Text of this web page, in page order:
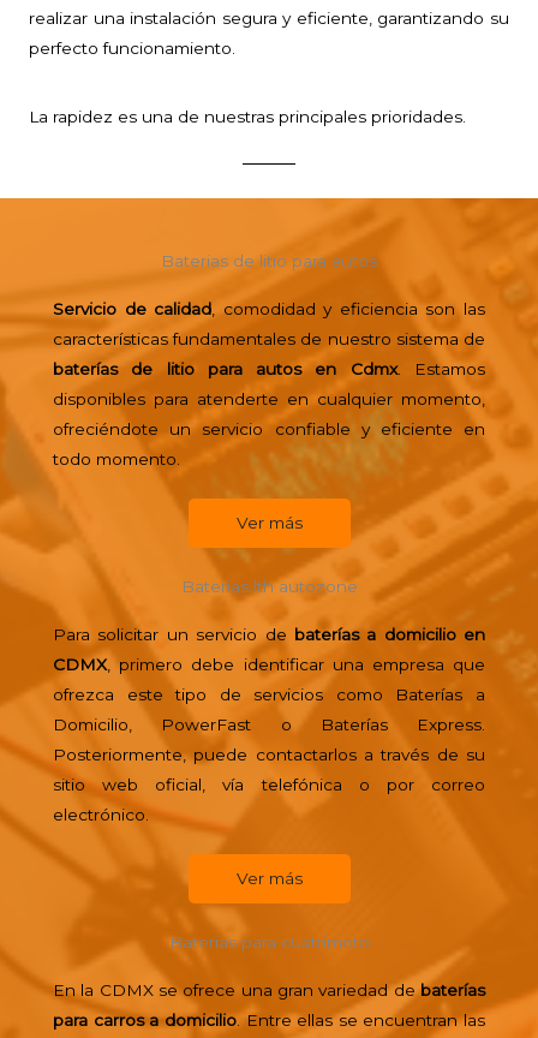
realizar una instalación segura y eficiente, garantizando su
perfecto funcionamiento.
La rapidez es una de nuestras principales prioridades.
Baterias de litio para autos
Servicio de calidad , comodidad y eficiencia son las
características fundamentales de nuestro sistema de
baterías de litio para autos en Cdmx. Estamos
disponibles para atenderte en cualquier momento,
ofreciéndote un servicio confiable y eficiente en
todo momento.
Ver más
Baterias lth autozone
Para solicitar un servicio de baterías a domicilio en
CDMX , primero debe identificar una empresa que
ofrezca este tipo de servicios como Baterías a
Domicilio, PowerFast o Baterías Express.
Posteriormente, puede contactarlos a través de su
sitio web oficial, vía telefónica o por correo
electrónico.
Ver más
Baterias para cuatrimoto
En la CDMX se ofrece una gran variedad debaterías
para carros a domicilio. Entre ellas se encuentran las